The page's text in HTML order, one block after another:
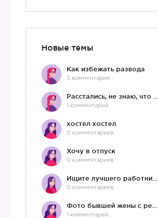
Новые темы
Как избежать развода
3 комментария
1 комментарий
хостел хостел
0 комментариев
Хочу в отпуск
0 комментариев
0 комментариев
1 комментарий